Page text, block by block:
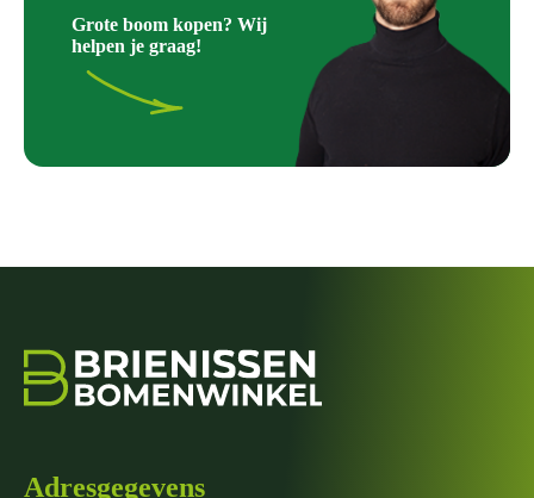
Grote boom kopen? Wij
helpen je graag!
Adresgegevens